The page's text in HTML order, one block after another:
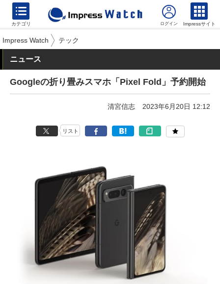
カテゴリ Impressサイト
Impress Watch テック
ニュース
Googleの折り畳みスマホ「Pixel Fold」予約開始
清宮信志 2023年6月20日 12:12
リスト